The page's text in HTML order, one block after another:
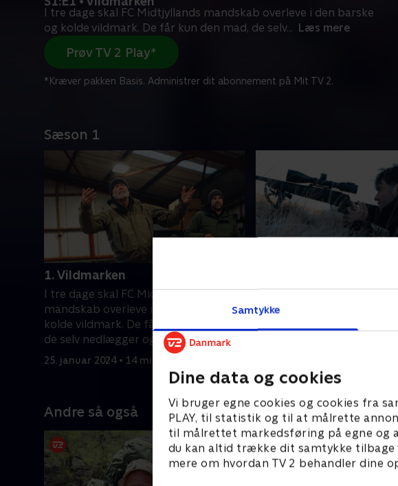
Samtykke
Dine data og cookies
Vi bruger egne cookies og cookies fra
PLAY, til statistik og til at målrette
til målrettet markedsføring på egne og
du kan altid trække dit samtykke tilbage
mere om hvordan TV 2 behandler dine
I tre dage skal FC Midtjyllands mandskab overleve i den barske
og kolde vildmark. De får kun den mad, de selv... Læs mere
Prøv TV 2 Play*
*Kræver pakken Basis. Administrer dit abonnement på Mit TV 2.
Sæson 1
1. Vildmarken
I tre dage skal FC Midtjyllands
mandskab overleve i den barske og
kolde vildmark. De får kun den mad,
de selv nedlægger og eneste livline er
B.S. Christiansen.
25. januar 2024 • 14 min
kolde, men hvis spillerne
Andre så også